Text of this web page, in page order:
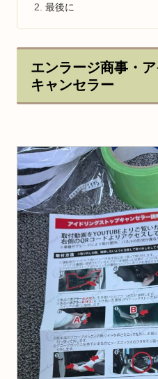
最後に
エンラージ商事・
キャンセラー